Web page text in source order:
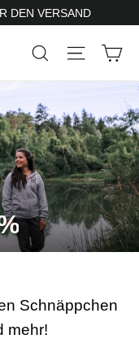
DEN VERSAND
Search Site
Schnäppchen
mehr!